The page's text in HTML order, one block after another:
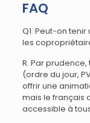
FAQ
Q1. Peut-on
les
R. Par
(ordre du jour,
offrir une
mais le français
accessible à